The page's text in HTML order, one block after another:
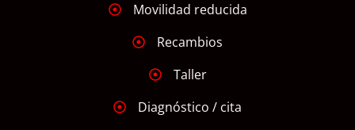
Movilidad reducida
Recambios
Taller
Diagnóstico / cita